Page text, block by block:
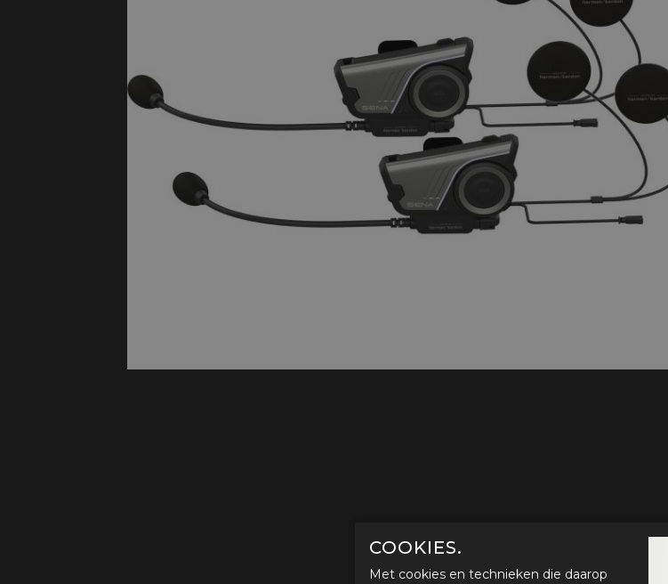
All-Season
COOKIES.
Met cookies en technieken die daarop